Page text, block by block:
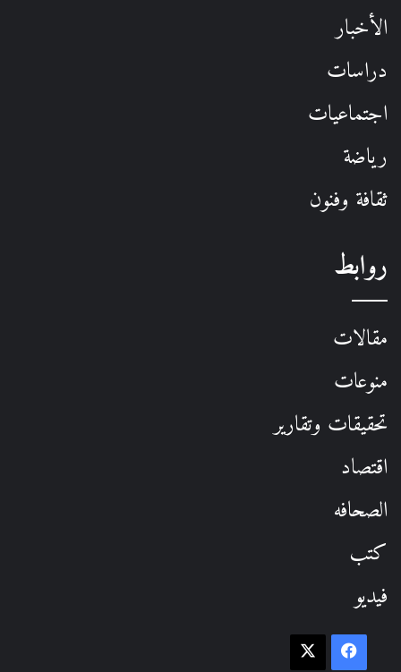
الأخبار
دراسات
اجتماعيات
رياضة
ثقافة وفنون
روابط
مقالات
منوعات
تحقيقات وتقارير
اقتصاد
الصحافه
كتب
فيديو
فيسبوك